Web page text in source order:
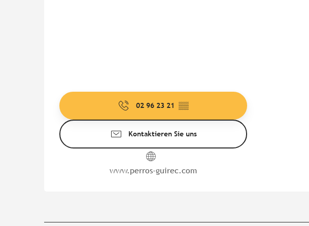
02 96 23 21 ▒▒
Kontaktieren Sie uns
www.perros-guirec.com